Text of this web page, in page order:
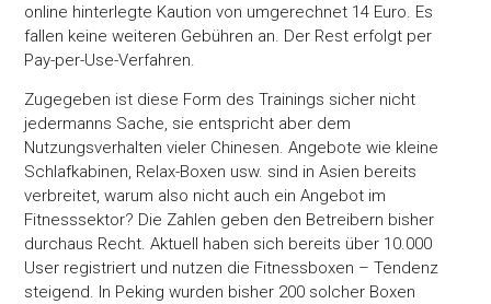
online hinterlegte Kaution von umgerechnet 14 Euro. Es
fallen keine weiteren Gebühren an. Der Rest erfolgt per
Pay-per-Use-Verfahren.
Zugegeben ist diese Form des Trainings sicher nicht
jedermanns Sache, sie entspricht aber dem
Nutzungsverhalten vieler Chinesen. Angebote wie kleine
Schlafkabinen, Relax-Boxen usw. sind in Asien bereits
verbreitet, warum also nicht auch ein Angebot im
Fitnesssektor? Die Zahlen geben den Betreibern bisher
durchaus Recht. Aktuell haben sich bereits über 10.000
User registriert und nutzen die Fitnessboxen – Tendenz
steigend. In Peking wurden bisher 200 solcher Boxen